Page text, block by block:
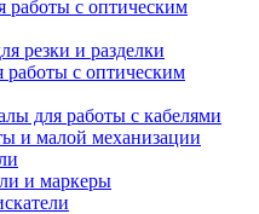
работы с оптическим
резки и разделки
работы с оптическим
для работы с кабелями
и малой механизации
и маркеры